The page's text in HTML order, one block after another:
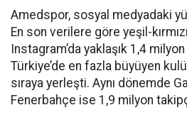
Amedspor, sosyal medyadaki
En son verilere göre yeşil-
Instagram’da yaklaşık 1,4
Türkiye’de en fazla büyüyen
sıraya yerleşti. Aynı dönemde
Fenerbahçe ise 1,9 milyon